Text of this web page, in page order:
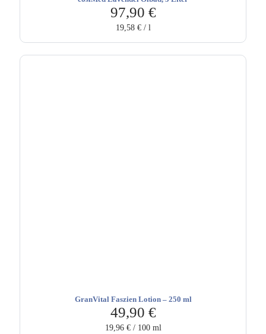
97,90 €
19,58 €/ l
GranVital Faszien Lotion – 250 ml
49,90 €
19,96 €/ 100 ml